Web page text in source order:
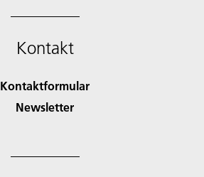
Kontakt
Kontaktformular
Newsletter